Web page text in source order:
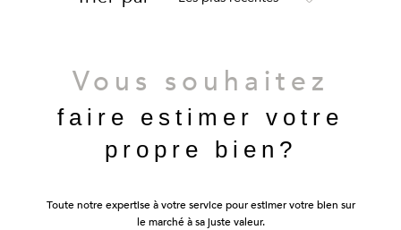
Vous souhaitez
faire estimer votre
propre bien?
Toute notre expertise à votre service pour estimer votre bien sur
le marché à sa juste valeur.